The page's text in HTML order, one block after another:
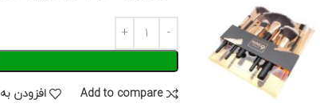
Add to compare افزودن